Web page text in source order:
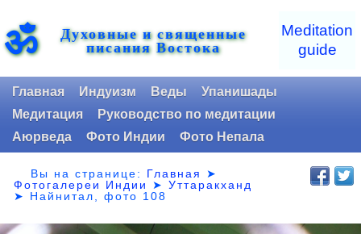
ॐ Духовные и священные
писания Востока
Meditation
guide
Главная Индуизм Веды
Упанишады
Медитация
Руководство по медитации
Аюрведа
Фото Индии Фото Непала
Вы на странице: Главная
➤
Фотогалереи Индии
➤Уттаракханд
➤ Найнитал, фото 108